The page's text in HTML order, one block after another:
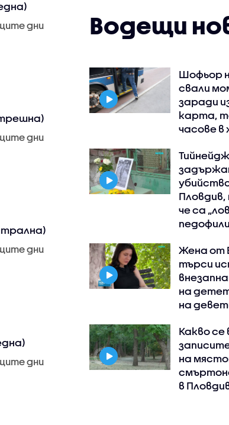
дни
дни
дни
дни
Водещи
Шофьор
свали
заради
карта,
часове
че са
Жена от
търси
на
на
Какво се
на
в